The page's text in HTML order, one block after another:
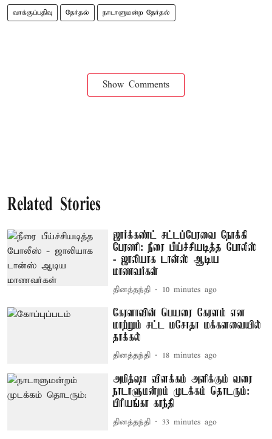
வாக்குப்பதிவு தேர்தல் நாடாளுமன்ற தேர்தல்
Show Comments
Related Stories
ஜார்க்கண்ட் சட்டப்பேரவை நோக்கி
பேரணி: நீரை பீய்ச்சியடித்த போலீஸ்
- ஜாலியாக டான்ஸ் ஆடிய
மாணவர்கள்
தினத்தந்தி 10 minutes ago
கேரளாவின் பெயரை கேரளம் என
மாற்றும் சட்ட மசோதா மக்களவையில்
தாக்கல்
தினத்தந்தி 18 minutes ago
அமித்ஷா விளக்கம் அளிக்கும் வரை
நாடாளுமன்றம் முடக்கம் தொடரும்:
பிரியங்கா காந்தி
தினத்தந்தி 33 minutes ago